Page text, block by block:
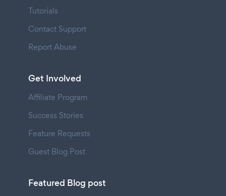
Tutorials
Contact Support
Report Abuse
Get Involved
Affiliate Program
Success Stories
Feature Requests
Guest Blog Post
Featured Blog post